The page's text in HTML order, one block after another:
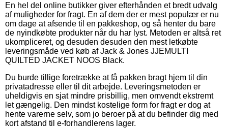
En hel del online butikker giver efterhånden et bredt udvalg
af muligheder for fragt. En af dem der er mest populær er nu
om dage at afsende til en pakkeshop, og så henter du bare
de nyindkøbte produkter når du har lyst. Metoden er altså ret
ukompliceret, og desuden desuden den mest letkøbte
leveringsmåde ved køb af Jack & Jones JJEMULTI
QUILTED JACKET NOOS Black.
Du burde tillige foretrække at få pakken bragt hjem til din
privatadresse eller til dit arbejde. Leveringsmetoden er
uheldigvis en sjat mindre prisbillig, men omvendt ekstremt
let gængelig. Den mindst kostelige form for fragt er dog at
hente varerne selv, som jo beroer på at du befinder dig med
kort afstand til e-forhandlerens lager.